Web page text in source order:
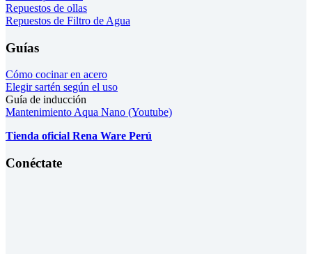
Repuestos de ollas
Repuestos de Filtro de Agua
Guías
Cómo cocinar en acero
Elegir sartén según el uso
Guía de inducción
Mantenimiento Aqua Nano (Youtube)
Tienda oficial Rena Ware Perú
Conéctate